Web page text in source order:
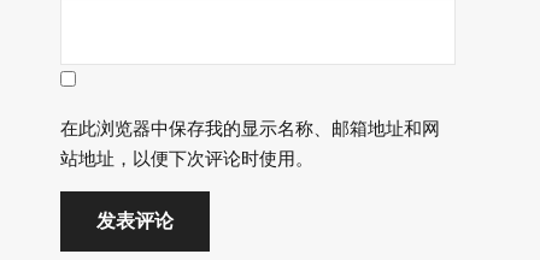
在此浏览器中保存我的显示名称、邮箱地址和网
站地址，以便下次评论时使用。